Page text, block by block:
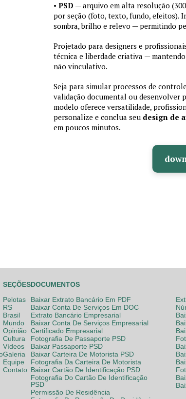
• PSD — arquivo em alta resolução
por seção (foto, texto, fundo, efeitos).
sombra, brilho e relevo — permitindo
Projetado para designers e
técnica e liberdade criativa —
não vinculativo.
Seja para simular processos de
validação documental ou desenvolver
modelo oferece versatilidade,
personalize e conclua seu design de
em poucos minutos.
SEÇÕES
Pelotas
RS
Brasil
Mundo
Opinião
Cultura
Vídeos
Galeria
Equipe
Contato
DOCUMENTOS
Baixar Extrato Bancário Em PDF
Baixar Conta De Serviços Em DOC
Extrato Bancário Empresarial
Baixar Conta De Serviços Empresarial
Certificado Empresarial
Fotografia De Passaporte PSD
Baixar Passaporte PSD
Baixar Carteira De Motorista PSD
Fotografia Da Carteira De Motorista
Baixar Cartão De Identificação PSD
Fotografia Do Cartão De Identificação
PSD
Permissão De Residência